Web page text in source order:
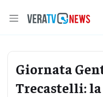
Giornata
Trecastelli: